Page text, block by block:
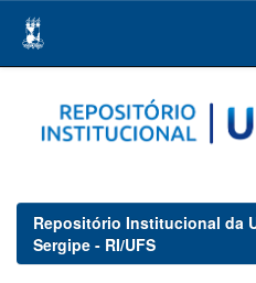
navigation
Repositório Institucional da
Sergipe - RI/UFS